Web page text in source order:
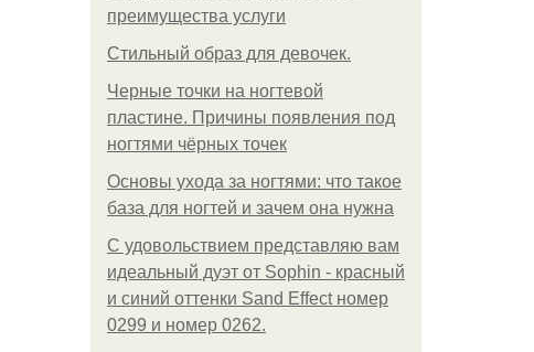
преимущества услуги
Стильный образ для девочек.
Черные точки на ногтевой
пластине. Причины появления под
ногтями чёрных точек
Основы ухода за ногтями: что такое
база для ногтей и зачем она нужна
С удовольствием представляю вам
идеальный дуэт от Sophin - красный
и синий оттенки Sand Effect номер
0299 и номер 0262.